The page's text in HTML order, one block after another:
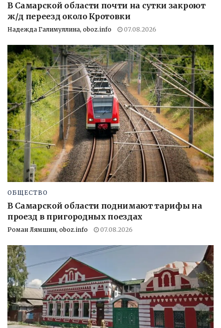
В Самарской области почти на сутки закроют
ж/д переезд около Кротовки
Надежда Галимуллина, oboz.info 07.08.2026
ОБЩЕСТВО
В Самарской области поднимают тарифы на
проезд в пригородных поездах
Роман Лямшин, oboz.info 07.08.2026